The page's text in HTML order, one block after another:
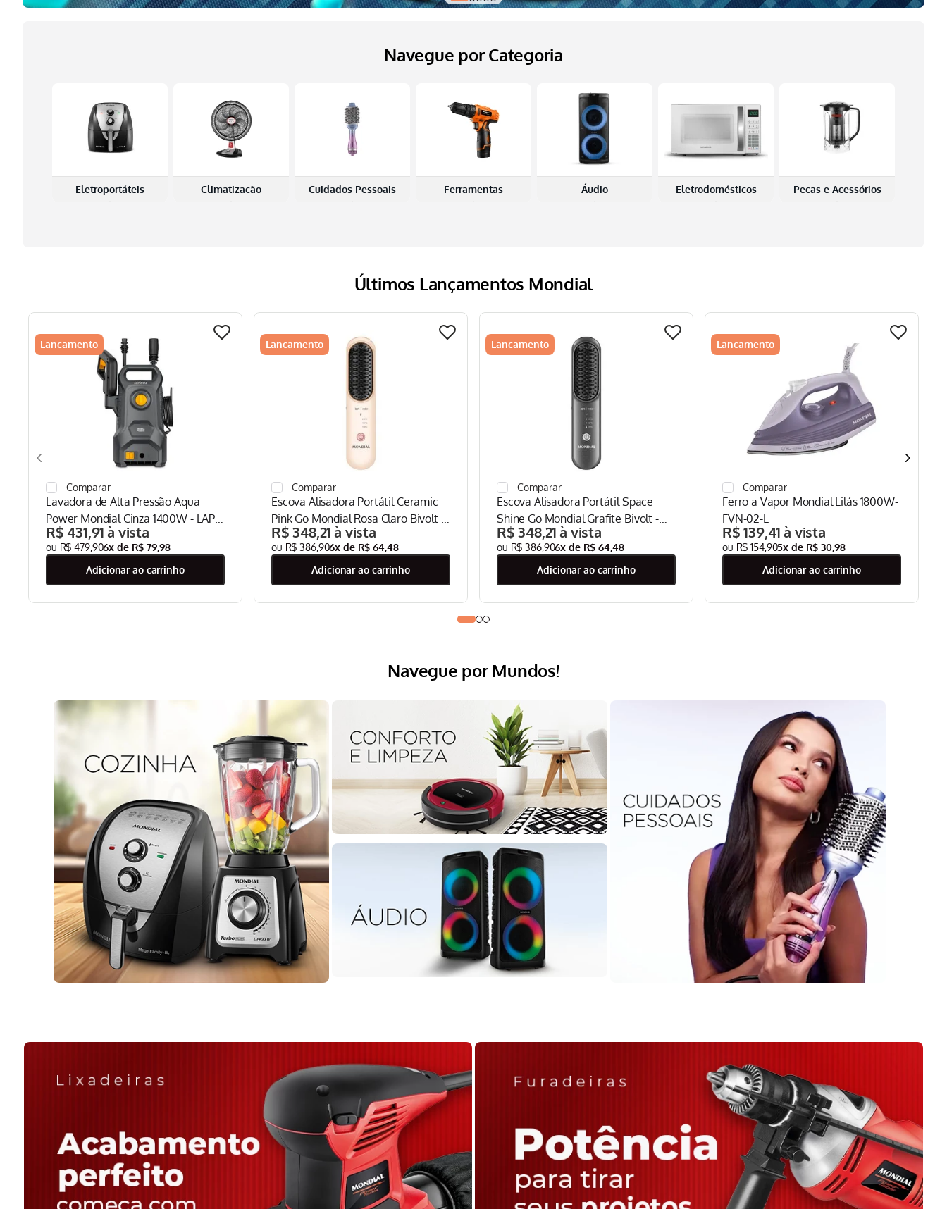
Navegue por Categoria
Eletroportáteis Climatização Cuidados Pessoais Ferramentas Áudio Eletrodomésticos Peças e Acessórios
Últimos Lançamentos Mondial
Lançamento
Lavadora de Alta Pressão Aqua
Power Mondial Cinza 1400W - LAP-
04-GY
R$ 431,91
R$ 479,906x de R$ 79,98
adicionar ao carrinho
Lançamento
Escova Alisadora Portátil Ceramic
Pink Go Mondial Rosa Claro Bivolt -
EA-09
R$ 348,21
R$ 386,906x de R$ 64,48
adicionar ao carrinho
Lançamento
Escova Alisadora Portátil Space
Shine Go Mondial Grafite Bivolt -
EA-08
R$ 348,21
R$ 386,906x de R$ 64,48
adicionar ao carrinho
Lançamento
Ferro a Vapor Mondial Lilás 1800W-
FVN-02-L
R$ 139,41
R$ 154,905x de R$ 30,98
adicionar ao carrinho
Navegue por Mundos!